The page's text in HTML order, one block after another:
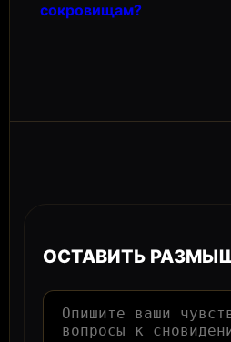
сокровищам?
ОСТАВИТЬ